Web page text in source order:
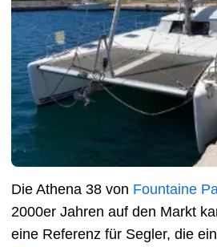
Die Athena 38 von Fountaine
2000er Jahren auf den Markt
eine Referenz für Segler, die